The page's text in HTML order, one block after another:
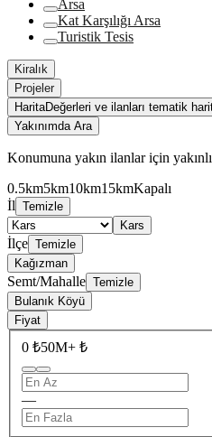
Arsa
Kat Karşılığı Arsa
Turistik Tesis
Kiralık
Projeler
HaritaDeğerleri ve ilanları tematik
Yakınımda Ara
Konumuna yakın ilanlar için
0.5km5km10km15kmKapalı
İl Temizle
Kars
İlçe Temizle
Kağızman
Semt/Mahalle Temizle
Bulanık Köyü
Fiyat
0 ₺50M+ ₺
—